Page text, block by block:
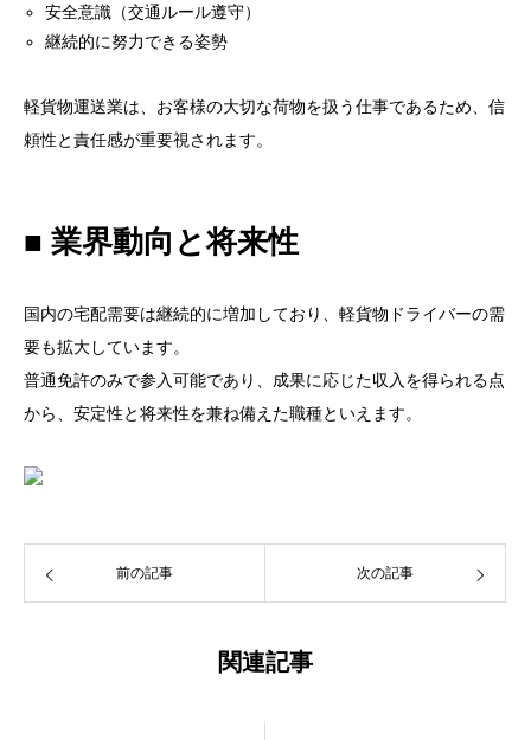
安全意識（交通ルール遵守）
継続的に努力できる姿勢
軽貨物運送業は、お客様の大切な荷物を扱う仕事であるため、信
頼性と責任感が重要視されます。
■ 業界動向と将来性
国内の宅配需要は継続的に増加しており、軽貨物ドライバーの需
要も拡大しています。
普通免許のみで参入可能であり、成果に応じた収入を得られる点
から、安定性と将来性を兼ね備えた職種といえます。
前の記事 次の記事
関連記事